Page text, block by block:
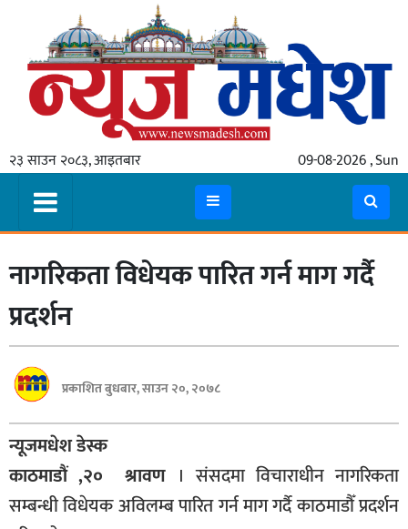
२३ साउन २०८३, आइतबार 09-08-2026 , Sun
गृहपृष्ठ
स्थानीय
प्रदेश
मधेश
प्रदेश
लुम्बिनी
गण्डकी
बागमती
कर्णाली
सुदूरपश्चिम
नागरिकता विधेयक पारित गर्न माग गर्दै
प्रदर्शन
प्रकाशित बुधबार, साउन २०, २०७८
न्यूजमधेश डेस्क
काठमाडौं ,२० श्रावण । संसदमा विचाराधीन नागरिकता
सम्बन्धी विधेयक अविलम्ब पारित गर्न माग गर्दै काठमाडौँ प्रदर्शन